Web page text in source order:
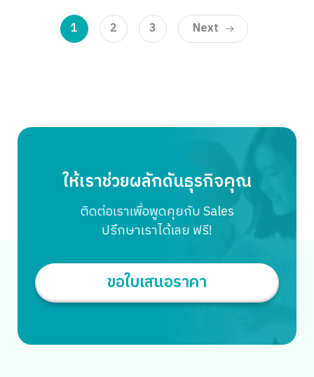
1 2 3 Next
ให้เราช่วยผลักดันธุรกิจคุณ
ติดต่อเราเพื่อพูดคุยกับ Sales
ปรึกษาเราได้เลย ฟรี!
ขอใบเสนอราคา